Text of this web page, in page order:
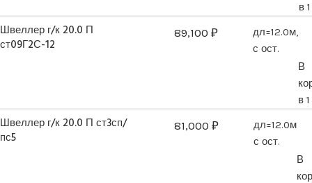
в
Швеллер г/к 20.0 П
ст09Г2С-12
89,100 ₽
дл=12.0м,
с ост.
В
в
Швеллер г/к 20.0 П ст3сп/
пс5
81,000 ₽
дл=12.0м
с ост.
В